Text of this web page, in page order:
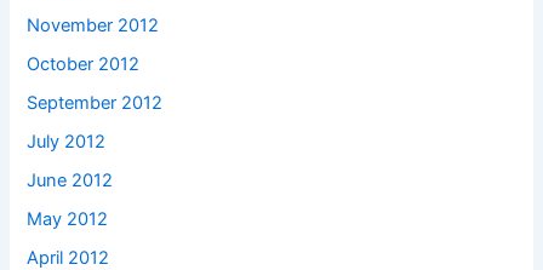
November 2012
October 2012
September 2012
July 2012
June 2012
May 2012
April 2012